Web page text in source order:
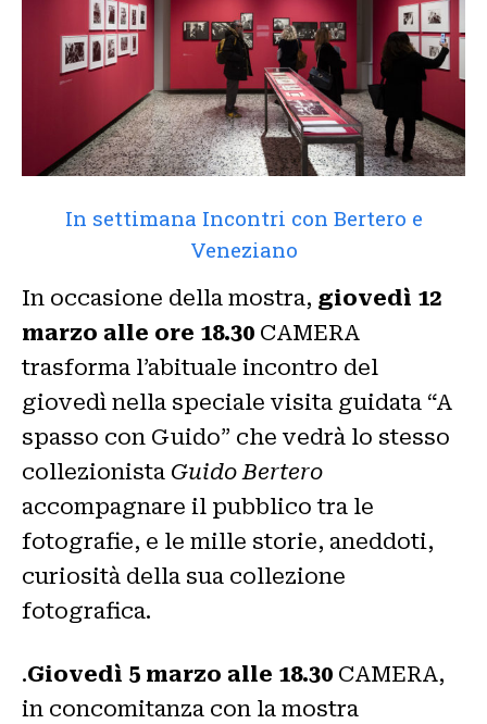
In settimana Incontri con Bertero e
Veneziano
In occasione della mostra, giovedì 12
marzo alle ore 18.30 CAMERA
trasforma l’abituale incontro del
giovedì nella speciale visita guidata “A
spasso con Guido” che vedrà lo stesso
collezionista Guido Bertero
accompagnare il pubblico tra le
fotografie, e le mille storie, aneddoti,
curiosità della sua collezione
fotografica.
.Giovedì 5 marzo alle 18.30 CAMERA,
in concomitanza con la mostra